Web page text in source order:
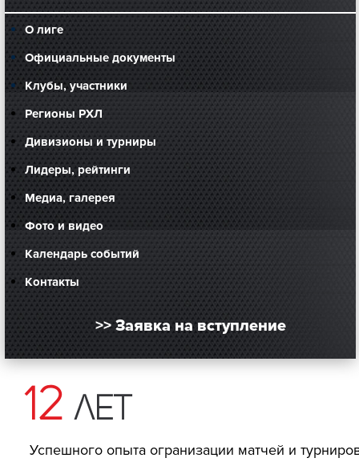
О лиге
Официальные документы
Клубы, участники
Регионы РХЛ
Дивизионы и турниры
Лидеры, рейтинги
Медиа, галерея
Фото и видео
Календарь событий
Контакты
>> Заявка на вступление
12лет
Успешного опыта огранизации матчей и